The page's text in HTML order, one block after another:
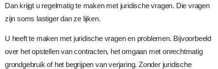
Dan krijgt u regelmatig te maken met juridische vragen. Die vragen
zijn soms lastiger dan ze lijken.
U heeft te maken met juridische vragen en problemen. Bijvoorbeeld
over het opstellen van contracten, het omgaan met onrechtmatig
grondgebruik of het begrijpen van verjaring. Zonder juridische